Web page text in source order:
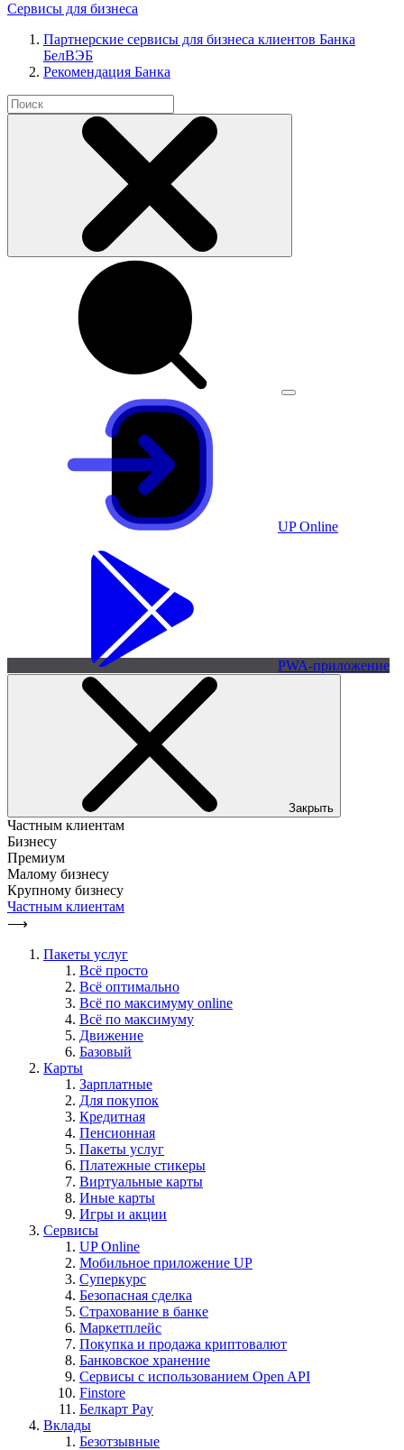
Сервисы для бизнеса
Партнерские сервисы для бизнеса клиентов Банка
БелВЭБ
Рекомендация Банка
UP Online
PWA-приложение
Закрыть
Частным клиентам
Бизнесу
Премиум
Малому бизнесу
Крупному бизнесу
Частным клиентам
⟶
Пакеты услуг
Всё просто
Всё оптимально
Всё по максимуму online
Всё по максимуму
Движение
Базовый
Карты
Зарплатные
Для покупок
Кредитная
Пенсионная
Пакеты услуг
Платежные стикеры
Виртуальные карты
Иные карты
Игры и акции
Сервисы
UP Online
Мобильное приложение UP
Суперкурс
Безопасная сделка
Страхование в банке
Маркетплейс
Покупка и продажа криптовалют
Банковское хранение
Сервисы с использованием Open API
Finstore
Белкарт Pay
Вклады
Безотзывные